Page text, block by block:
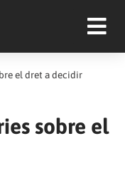
el dret a decidir
sobre el